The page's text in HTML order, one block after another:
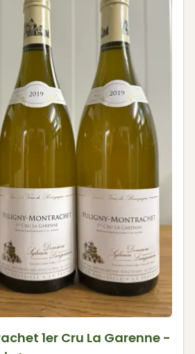
1er Cru La Garenne -